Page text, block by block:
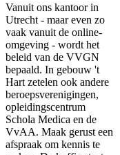
Vanuit ons kantoor in
Utrecht - maar even zo
vaak vanuit de online-
omgeving - wordt het
beleid van de VVGN
bepaald. In gebouw 't
Hart zetelen ook andere
beroepsverenigingen,
opleidingscentrum
Schola Medica en de
VvAA. Maak gerust een
afspraak om kennis te